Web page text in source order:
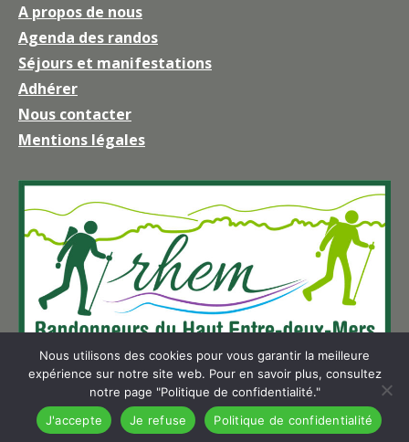
Facebook
s'ouvre
dans
une
nouvelle
fenêtre
A propos de nous
Agenda des randos
Séjours et manifestations
Adhérer
Nous contacter
Mentions légales
Nous utilisons des cookies pour vous garantir la meilleure
expérience sur notre site web. Pour en savoir plus, consultez
notre page "Politique de confidentialité."
J'accepte
Je refuse Politique de confidentialité